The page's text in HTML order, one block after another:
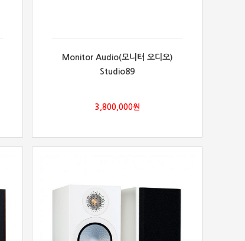
Monitor Audio(모니터 오디오)
Studio89
3,800,000원